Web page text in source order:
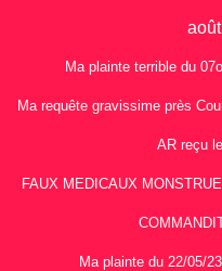
Ma plainte terrible du
Ma requête gravissime près
AR reçu
FAUX MEDICAUX
Ma plainte du 22/05/